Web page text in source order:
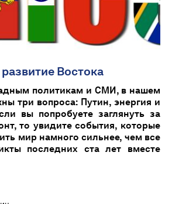
Востока
политикам и СМИ, в нашем
три вопроса: Путин, энергия и
вы попробуете заглянуть за
то увидите события, которые
мир намного сильнее, чем все
последних ста лет вместе